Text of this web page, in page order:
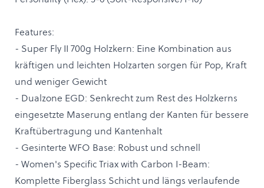
Features:
- Super Fly II 700g Holzkern: Eine Kombination aus
kräftigen und leichten Holzarten sorgen für Pop, Kraft
und weniger Gewicht
- Dualzone EGD: Senkrecht zum Rest des Holzkerns
eingesetzte Maserung entlang der Kanten für bessere
Kraftübertragung und Kantenhalt
- Gesinterte WFO Base: Robust und schnell
- Women's Specific Triax with Carbon I-Beam:
Komplette Fiberglass Schicht und längs verlaufende